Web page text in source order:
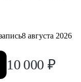
роста: как
работы: как и где
построить системный
в Европу: как
8 августа 2026
10 000 ₽